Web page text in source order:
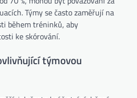
Týmy se často zaměřují na
během tréninků, aby
ke skórování.
týmovou